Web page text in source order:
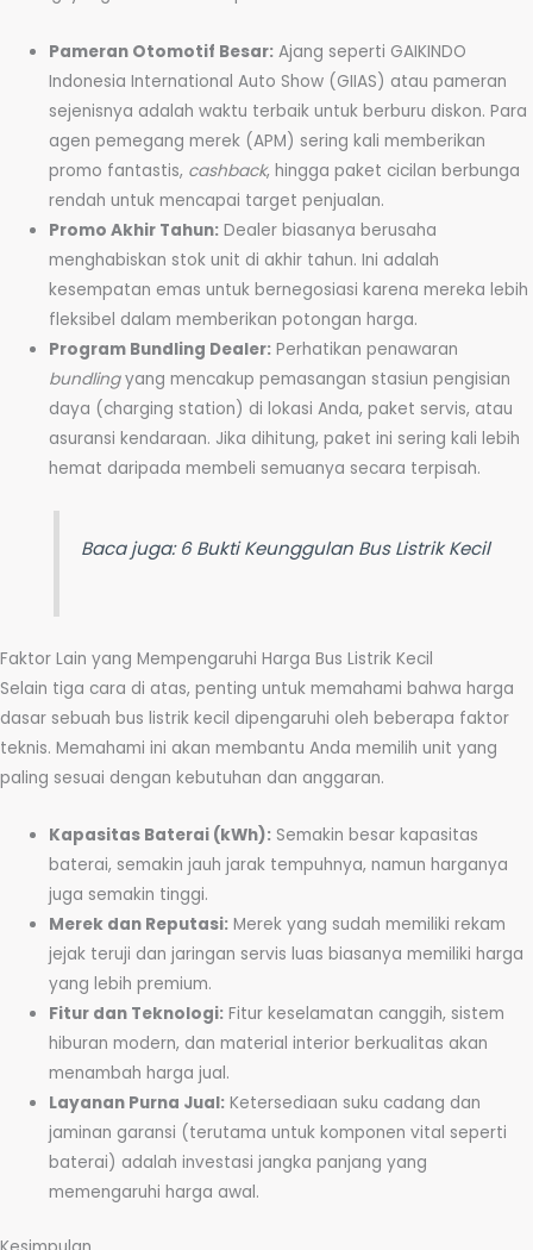
Pameran Otomotif Besar: Ajang seperti GAIKINDO
Indonesia International Auto Show (GIIAS) atau pameran
sejenisnya adalah waktu terbaik untuk berburu diskon. Para
agen pemegang merek (APM) sering kali memberikan
promo fantastis, cashback, hingga paket cicilan berbunga
rendah untuk mencapai target penjualan.
Promo Akhir Tahun: Dealer biasanya berusaha
menghabiskan stok unit di akhir tahun. Ini adalah
kesempatan emas untuk bernegosiasi karena mereka lebih
fleksibel dalam memberikan potongan harga.
Program Bundling Dealer: Perhatikan penawaran
bundlingyang mencakup pemasangan stasiun pengisian
daya (charging station) di lokasi Anda, paket servis, atau
asuransi kendaraan. Jika dihitung, paket ini sering kali lebih
hemat daripada membeli semuanya secara terpisah.
Baca juga:6 Bukti Keunggulan Bus Listrik Kecil
Faktor Lain yang Mempengaruhi Harga Bus Listrik Kecil
Selain tiga cara di atas, penting untuk memahami bahwa harga
dasar sebuah bus listrik kecil dipengaruhi oleh beberapa faktor
teknis. Memahami ini akan membantu Anda memilih unit yang
paling sesuai dengan kebutuhan dan anggaran.
Kapasitas Baterai (kWh): Semakin besar kapasitas
baterai, semakin jauh jarak tempuhnya, namun harganya
juga semakin tinggi.
Merek dan Reputasi: Merek yang sudah memiliki rekam
jejak teruji dan jaringan servis luas biasanya memiliki harga
yang lebih premium.
Fitur dan Teknologi: Fitur keselamatan canggih, sistem
hiburan modern, dan material interior berkualitas akan
menambah harga jual.
Layanan Purna Jual: Ketersediaan suku cadang dan
jaminan garansi (terutama untuk komponen vital seperti
baterai) adalah investasi jangka panjang yang
memengaruhi harga awal.